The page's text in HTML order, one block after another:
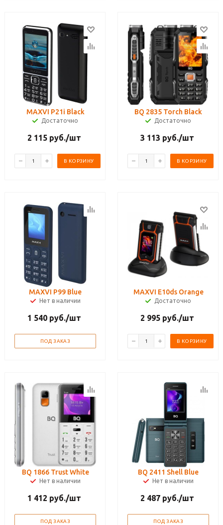
MAXVI P21i Black
Достаточно
2 115 руб./шт
В КОРЗИНУ
BQ 2835 Torch Black
Достаточно
3 113 руб./шт
В КОРЗИНУ
MAXVI P99 Blue
Нет в наличии
1 540 руб./шт
ПОД ЗАКАЗ
MAXVI E10ds Orange
Достаточно
2 995 руб./шт
В КОРЗИНУ
BQ 1866 Trust White
Нет в наличии
1 412 руб./шт
ПОД ЗАКАЗ
BQ 2411 Shell Blue
Нет в наличии
2 487 руб./шт
ПОД ЗАКАЗ